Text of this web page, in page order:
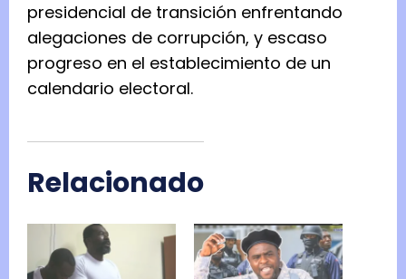
presidencial de transición enfrentando
alegaciones de corrupción, y escaso
progreso en el establecimiento de un
calendario electoral.
Relacionado